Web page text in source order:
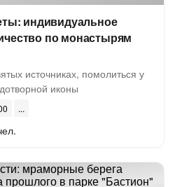
индивидуальное
по монастырям
источниках, помолиться у
иконы